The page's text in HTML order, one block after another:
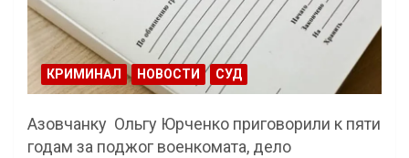
КРИМИНАЛ НОВОСТИ СУД
Азовчанку Ольгу Юрченко приговорили к пяти
годам за поджог военкомата, дело